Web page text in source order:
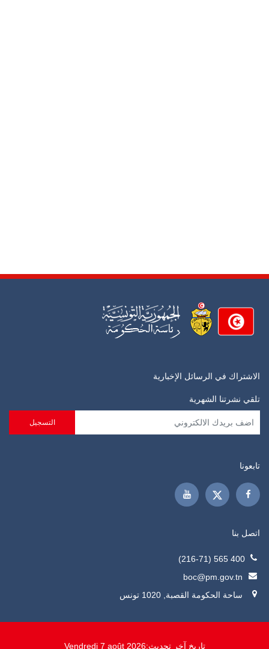
الاشتراك في الرسائل الإخبارية
تلقي نشرتنا الشهرية
تابعونا
اتصل بنا
400 565 (216-71)
boc@pm.gov.tn
ساحة الحكومة القصبة, 1020 تونس
تاريخ آخر تحديث:Vendredi 7 août 2026